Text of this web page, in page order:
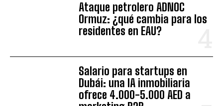
Ataque petrolero ADNOC
Ormuz: ¿qué cambia para los
residentes en EAU?
Salario para startups en
Dubái: una IA inmobiliaria
ofrece 4.000-5.000 AED a